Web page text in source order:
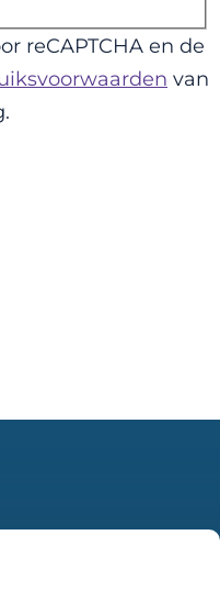
reCAPTCHA en de
van